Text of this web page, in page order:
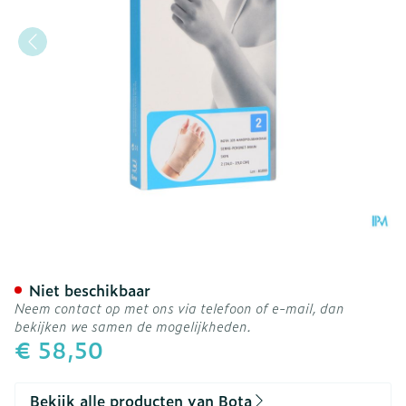
€ 58,50
Niet beschikbaar
Neem contact op met ons via telefoon of e-mail, dan
bekijken we samen de mogelijkheden.
Bekijk alle producten van Bota